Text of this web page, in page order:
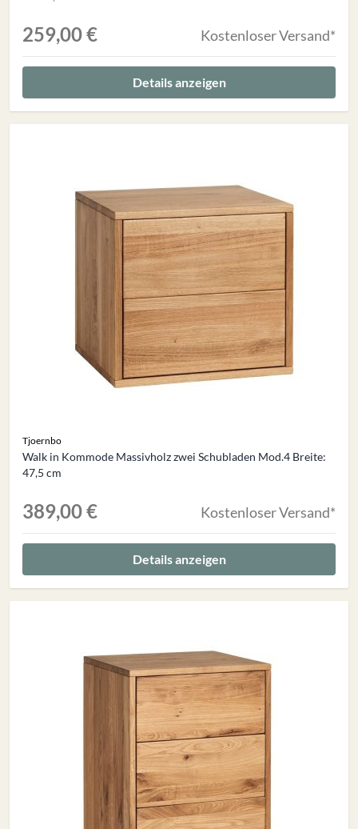
259,00 € Kostenloser Versand*
Details anzeigen
Tjoernbo
Walk in Kommode Massivholz zwei Schubladen Mod.4 Breite:
47,5 cm
389,00 € Kostenloser Versand*
Details anzeigen